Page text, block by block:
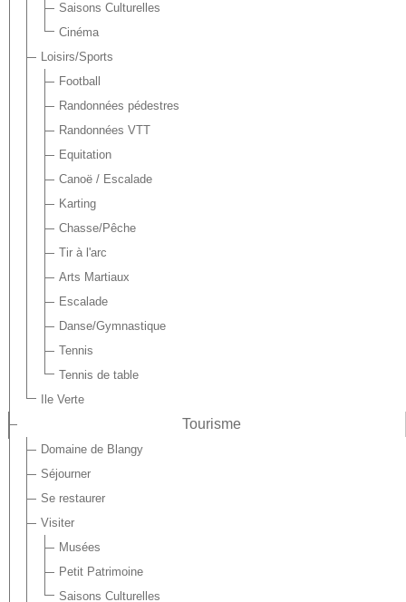
Saisons Culturelles
Cinéma
Loisirs/Sports
Football
Randonnées pédestres
Randonnées VTT
Equitation
Canoë / Escalade
Karting
Chasse/Pêche
Tir à l'arc
Arts Martiaux
Escalade
Danse/Gymnastique
Tennis
Tennis de table
Ile Verte
Tourisme
Domaine de Blangy
Séjourner
Se restaurer
Visiter
Musées
Petit Patrimoine
Saisons Culturelles